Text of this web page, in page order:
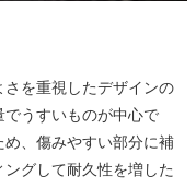
を重視したデザインの
うすいものが中心で
、傷みやすい部分に補
グして耐久性を増した